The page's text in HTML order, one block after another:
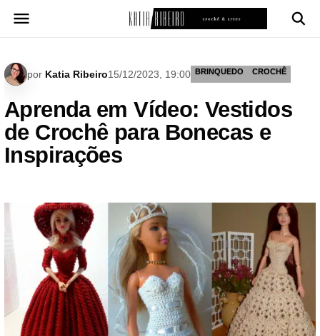
para
por Katia Ribeiro15/12/2023, 19:00 BRINQUEDO CROCHÊ
Aprenda em Vídeo: Vestidos
de Crochê para Bonecas e
Inspirações